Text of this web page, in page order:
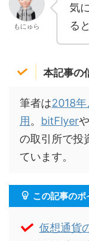
もにゅら
気
る
本記事の
筆者は2018
用。 bitFlyerや
の取引所で投
ています。
この記事のポ
仮想通貨